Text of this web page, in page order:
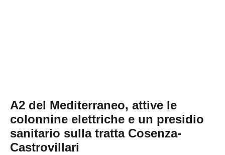
A2 del Mediterraneo, attive le
colonnine elettriche e un presidio
sanitario sulla tratta Cosenza-
Castrovillari